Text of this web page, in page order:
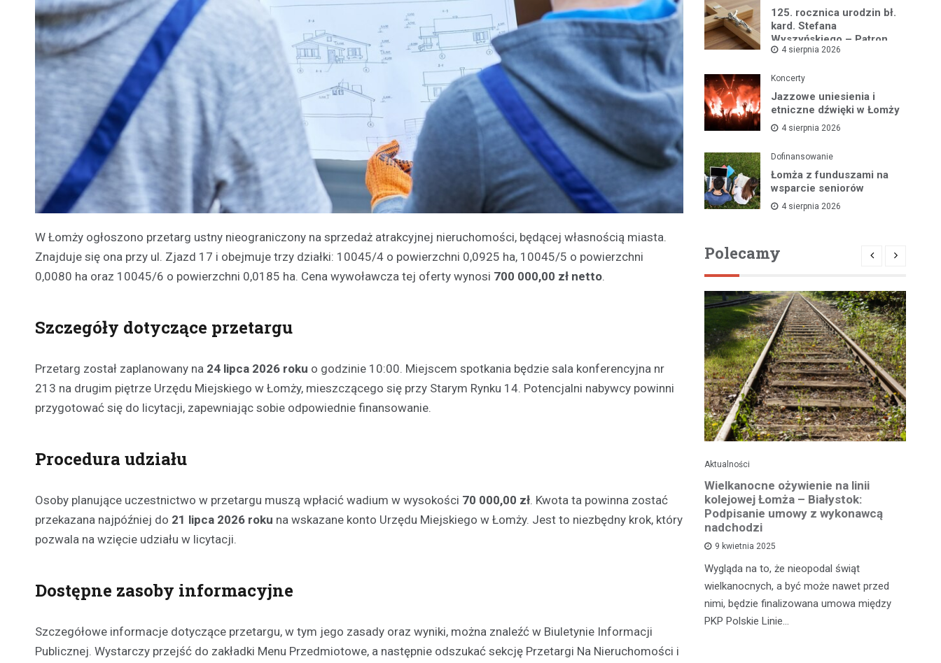
W Łomży ogłoszono przetarg ustny nieograniczony na sprzedaż atrakcyjnej nieruchomości, będącej własnością miasta.
Znajduje się ona przy ul. Zjazd 17 i obejmuje trzy działki: 10045/4 o powierzchni 0,0925 ha, 10045/5 o powierzchni
0,0080 ha oraz 10045/6 o powierzchni 0,0185 ha. Cena wywoławcza tej oferty wynosi 700 000,00 zł netto.
Szczegóły dotyczące przetargu
Przetarg został zaplanowany na 24 lipca 2026 roku o godzinie 10:00. Miejscem spotkania będzie sala konferencyjna nr
213 na drugim piętrze Urzędu Miejskiego w Łomży, mieszczącego się przy Starym Rynku 14. Potencjalni nabywcy powinni
przygotować się do licytacji, zapewniając sobie odpowiednie finansowanie.
Procedura udziału
Osoby planujące uczestnictwo w przetargu muszą wpłacić wadium w wysokości 70 000,00 zł. Kwota ta powinna zostać
przekazana najpóźniej do 21 lipca 2026 roku na wskazane konto Urzędu Miejskiego w Łomży. Jest to niezbędny krok, który
pozwala na wzięcie udziału w licytacji.
Dostępne zasoby informacyjne
Szczegółowe informacje dotyczące przetargu, w tym jego zasady oraz wyniki, można znaleźć w Biuletynie Informacji
Publicznej. Wystarczy przejść do zakładki Menu Przedmiotowe, a następnie odszukać sekcję Przetargi Na Nieruchomości i
125. rocznica urodzin bł.
kard. Stefana
Wyszyńskiego – Patron
Łomżyńskiego Powiatu
4 sierpnia 2026
Koncerty
Jazzowe uniesienia i
etniczne dźwięki w Łomży
4 sierpnia 2026
Dofinansowanie
Łomża z funduszami na
wsparcie seniorów
4 sierpnia 2026
Polecamy
osób bezdomnych: jak miejska
noclegownia w Łomży chroni
najbardziej potrzebujących?
Aktualności
Wielkanocne ożywienie na linii
kolejowej Łomża – Białystok:
Podpisanie umowy z wykonawcą
nadchodzi
9 kwietnia 2025
Wygląda na to, że nieopodal świąt
wielkanocnych, a być może nawet przed
nimi, będzie finalizowana umowa między
PKP Polskie Linie…